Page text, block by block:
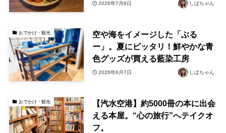
2026年7月8日 しばちゃん
おでかけ・観光
空や海をイメージした「ぶる
ー」。夏にピッタリ！鮮やかな青
色グッズが買える藍染工房
2026年6月7日 しばちゃん
おでかけ・観光
【汽水空港】約5000冊の本に出会
える本屋。“心の旅行”へテイクオ
フ。